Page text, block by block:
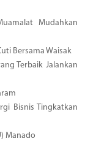
Mudahkan
Bersama Waisak
Terbaik Jalankan
Bisnis Tingkatkan
Manado